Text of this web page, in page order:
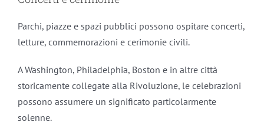
Parchi, piazze e spazi pubblici possono ospitare concerti,
letture, commemorazioni e cerimonie civili.
A Washington, Philadelphia, Boston e in altre città
storicamente collegate alla Rivoluzione, le celebrazioni
possono assumere un significato particolarmente
solenne.